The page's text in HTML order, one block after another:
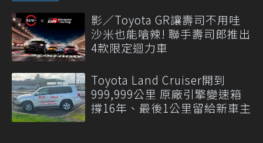
影／Toyota GR讓壽司不用哇
沙米也能嗆辣! 聯手壽司郎推出
4款限定迴力車
Toyota Land Cruiser開到
999,999公里 原廠引擎變速箱
撐16年、最後1公里留給新車主